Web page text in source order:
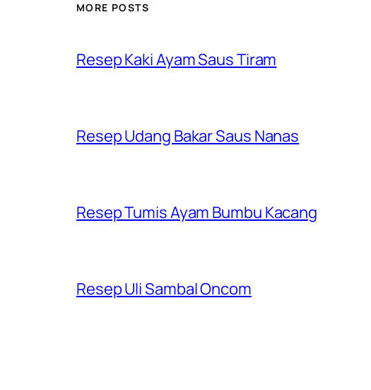
MORE POSTS
Resep Kaki Ayam Saus Tiram
Resep Udang Bakar Saus Nanas
Resep Tumis Ayam Bumbu Kacang
Resep Uli Sambal Oncom